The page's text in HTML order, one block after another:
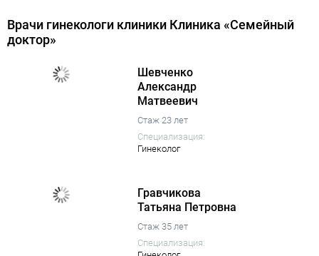
Врачи гинекологи клиники Клиника «Семейный
доктор»
Шевченко
Александр
Матвеевич
Стаж 23 лет
Специализация:
Гинеколог
Гравчикова
Татьяна Петровна
Стаж 35 лет
Специализация: